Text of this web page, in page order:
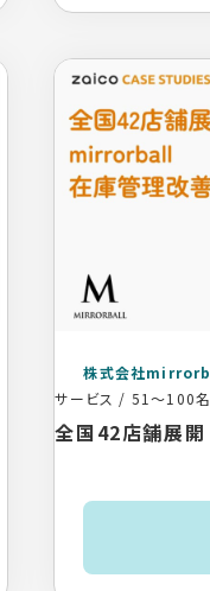
株式会社
サービス / 51〜100名
全国42店舗展